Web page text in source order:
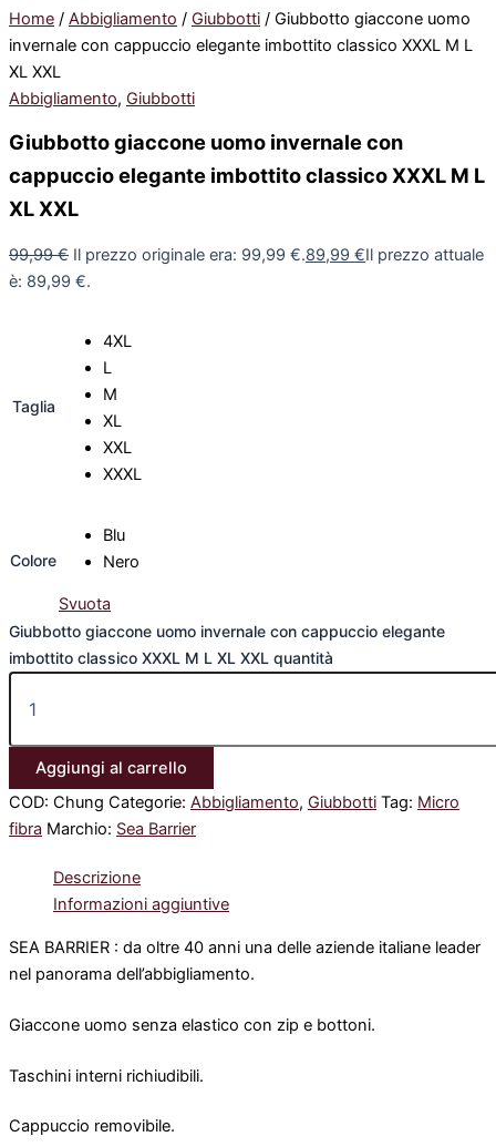
Home / Abbigliamento / Giubbotti / Giubbotto giaccone uomo
invernale con cappuccio elegante imbottito classico XXXL M L
XL XXL
Abbigliamento, Giubbotti
Giubbotto giaccone uomo invernale con
cappuccio elegante imbottito classico XXXL M L
XL XXL
99,99€ Il prezzo originale era: 99,99 €.89,99 €Il prezzo attuale
è: 89,99 €.
Taglia
4XL
L
M
XL
XXL
XXXL
Colore
Blu
Nero
Svuota
Giubbotto giaccone uomo invernale con cappuccio elegante
imbottito classico XXXL M L XL XXL quantità
Aggiungi al carrello
COD: Chung Categorie: Abbigliamento, Giubbotti Tag: Micro
fibra Marchio: Sea Barrier
Descrizione
Informazioni aggiuntive
SEA BARRIER : da oltre 40 anni una delle aziende italiane leader
nel panorama dell’abbigliamento.
Giaccone uomo senza elastico con zip e bottoni.
Taschini interni richiudibili.
Cappuccio removibile.